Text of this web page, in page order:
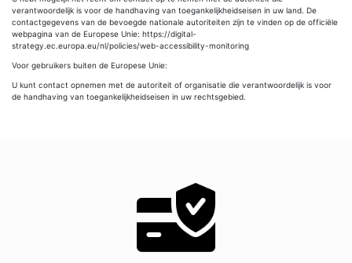
verantwoordelijk is voor de handhaving van toegankelijkheidseisen in uw land. De
contactgegevens van de bevoegde nationale autoriteiten zijn te vinden op de officiële
webpagina van de Europese Unie: https://digital-
strategy.ec.europa.eu/nl/policies/web-accessibility-monitoring
Voor gebruikers buiten de Europese Unie:
U kunt contact opnemen met de autoriteit of organisatie die verantwoordelijk is voor
de handhaving van toegankelijkheidseisen in uw rechtsgebied.